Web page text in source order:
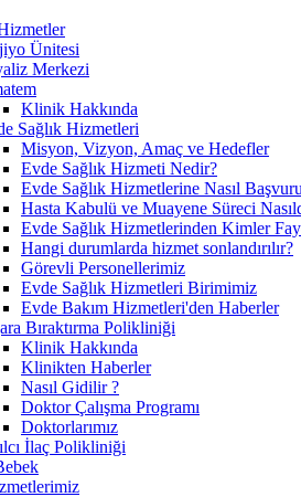
Ünitesi
Merkezi
Klinik Hakkında
Sağlık Hizmetleri
Misyon, Vizyon, Amaç ve Hedefler
Evde Sağlık Hizmeti Nedir?
Evde Sağlık Hizmetlerine Nasıl
Hasta Kabulü ve Muayene Süreci
Evde Sağlık Hizmetlerinden Kimler
Hangi durumlarda hizmet sonlandırılır?
Görevli Personellerimiz
Evde Sağlık Hizmetleri Birimimiz
Evde Bakım Hizmetleri'den Haberler
Bıraktırma Polikliniği
Klinik Hakkında
Klinikten Haberler
Nasıl Gidilir ?
Doktor Çalışma Programı
Doktorlarımız
İlaç Polikliniği